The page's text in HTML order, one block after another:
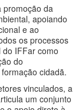
promoção da
apoiando
e ao
os processos
IFFar como
do
cidadã.
vinculados, a
um conjunto